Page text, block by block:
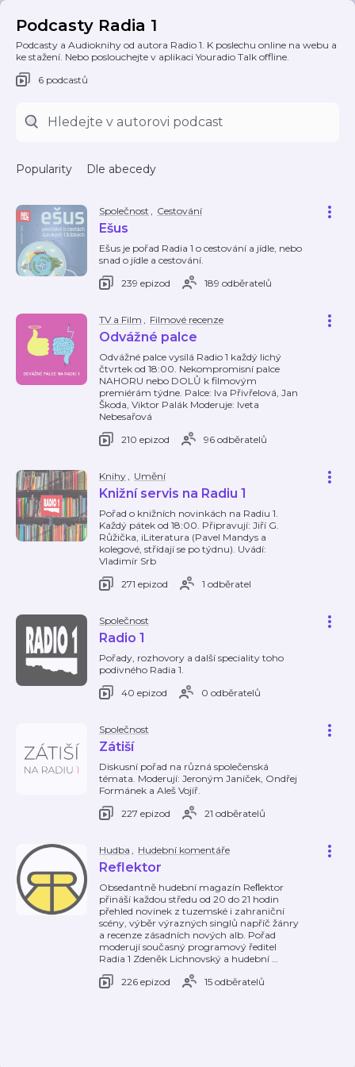
Podcasty Radia 1
Podcasty a Audioknihy od autora Radio 1. K poslechu online na webu a
ke stažení. Nebo poslouchejte v aplikaci Youradio Talk offline.
6 podcastů
Popularity Dle abecedy
Společnost , Cestování
Ešus
Ešus je pořad Radia 1 o cestování a jídle, nebo
snad o jídle a cestování.
239 epizod
189 odběratelů
TV a Film , Filmové recenze
Odvážné palce
Odvážné palce vysílá Radio 1 každý lichý
čtvrtek od 18:00. Nekompromisní palce
NAHORU nebo DOLŮ k filmovým
premiérám týdne. Palce: Iva Přivřelová, Jan
Škoda, Viktor Palák Moderuje: Iveta
Nebesařová
210 epizod
96 odběratelů
Knihy, Umění
Knižní servis na Radiu 1
Pořad o knižních novinkách na Radiu 1.
Každý pátek od 18:00. Připravují: Jiří G.
Růžička, iLiteratura (Pavel Mandys a
kolegové, střídají se po týdnu). Uvádí:
Vladimír Srb
271 epizod
1 odběratel
Společnost
Radio 1
Pořady, rozhovory a další speciality toho
podivného Radia 1.
40 epizod
0 odběratelů
Společnost
Zátiší
Diskusní pořad na různá společenská
témata. Moderují: Jeroným Janíček, Ondřej
Formánek a Aleš Vojíř.
227 epizod
21 odběratelů
Hudba , Hudební komentáře
Reflektor
Obsedantně hudební magazín Reﬂektor
přináší každou středu od 20 do 21 hodin
přehled novinek z tuzemské i zahraniční
scény, výběr výrazných singlů napříč žánry
a recenze zásadních nových alb. Pořad
moderují současný programový ředitel
Radia 1 Zdeněk Lichnovský a hudební …
226 epizod
15 odběratelů